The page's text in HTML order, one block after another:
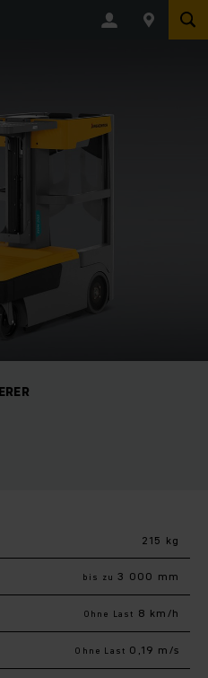
215 kg
bis zu 3 000 mm
Ohne Last 8 km/h
Ohne Last 0,19 m/s